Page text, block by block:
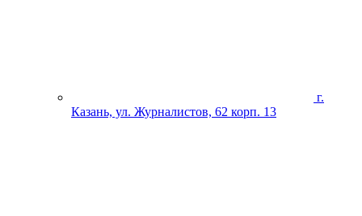
г.
Казань, ул. Журналистов, 62 корп. 13